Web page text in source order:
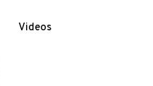
Videos